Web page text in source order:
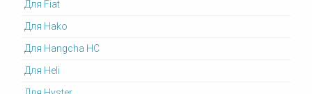
Для Fiat
Для Hako
Для Hangcha HC
Для Heli